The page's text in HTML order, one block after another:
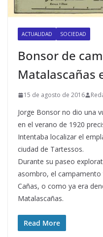
ACTUALIDAD SOCIEDAD
Bonsor de
Matalascañas
15 de agosto de 2016
Jorge Bonsor no dio una
en el verano de 1920
Intentaba localizar el
ciudad de Tartessos.
Durante su paseo
asombro, el
Cañas, o como ya era
Matalascañas.
Read More